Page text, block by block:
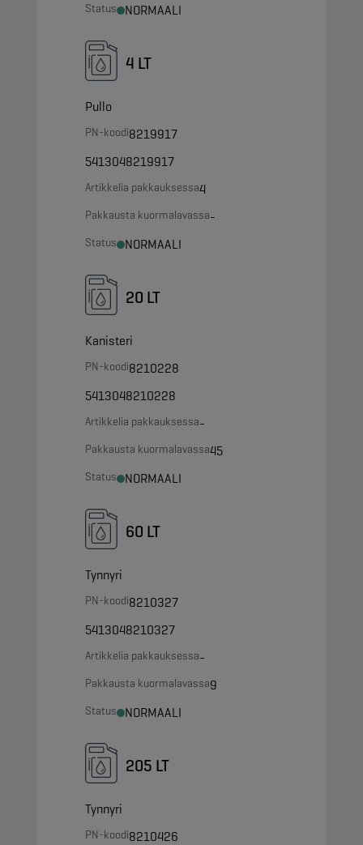
Status NORMAALI
4 LT
Pullo
PN-koodi8219917
5413048219917
Artikkelia pakkauksessa4
Pakkausta kuormalavassa-
Status NORMAALI
20 LT
Kanisteri
PN-koodi8210228
5413048210228
Artikkelia pakkauksessa-
Pakkausta kuormalavassa45
Status NORMAALI
60 LT
Tynnyri
PN-koodi8210327
5413048210327
Artikkelia pakkauksessa-
Pakkausta kuormalavassa9
Status NORMAALI
205 LT
Tynnyri
PN-koodi8210426